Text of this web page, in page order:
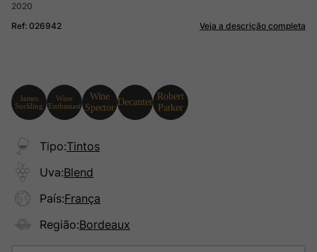
2020
Ref: 026942 Veja a descrição completa
Tipo:Tintos
Uva:Blend
País:França
Região:Bordeaux